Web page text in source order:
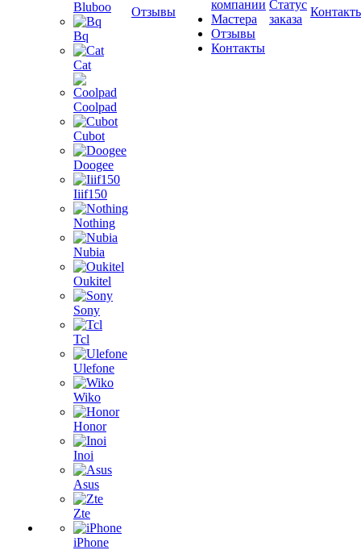
Bluboo
Bq
Cat
Coolpad
Cubot
Doogee
Iiif150
Nothing
Nubia
Oukitel
Sony
Tcl
Ulefone
Wiko
Honor
Inoi
Asus
Zte
iPhone
Отзывы
компании
Мастера
Отзывы
Контакты
Статус
заказа